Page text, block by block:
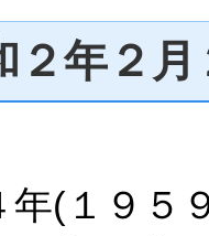
年２月
年(１９５